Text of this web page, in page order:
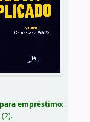
empréstimo:
(2).